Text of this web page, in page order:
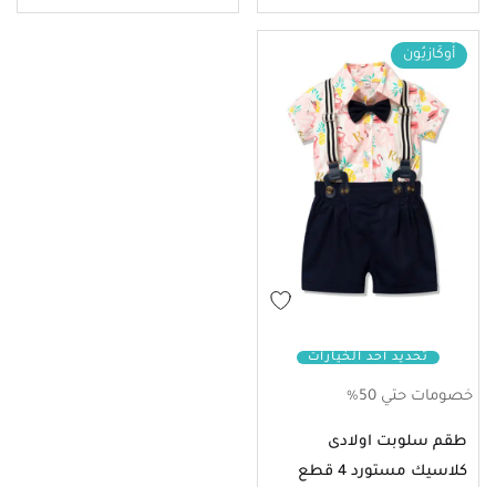
تحديد أحد الخيارات
أُوكَازيُون
خصومات حتي 50%
طقم سلوبت اولادى
كلاسيك مستورد 4 قطع